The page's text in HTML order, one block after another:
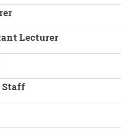
Lecturer
Staff